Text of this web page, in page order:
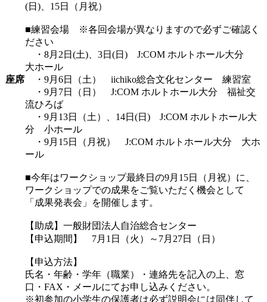
座席
(日)、15日（月祝）
■練習会場 ※各回会場が異なりますので必ずご確認く
ださい
・8月2日(土)、3日(日) J:COM ホルトホール大分
大ホール
・9月6日（土） iichiko総合文化センター 練習室
・9月7日（日） J:COM ホルトホール大分 福祉交
流ひろば
・9月13日（土）、14日(日) J:COM ホルトホール大
分 小ホール
・9月15日（月祝） J:COM ホルトホール大分 大ホ
ール
■今年はワークショップ最終日の9月15日（月祝）に、
ワークショップでの成果をご覧いただく機会として
「成果発表会」を開催します。
【助成】一般財団法人自治総合センター
【申込期間】 7月1日（火）～7月27日（日）
【申込方法】
氏名・年齢・学年（職業）・連絡先を記入の上、窓
口・FAX・メールにてお申し込みください。
※初参加の小学生の保護者は必ず説明会には同伴して